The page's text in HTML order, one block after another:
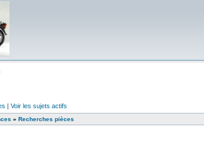
| Voir les sujets actifs
» Recherches pièces